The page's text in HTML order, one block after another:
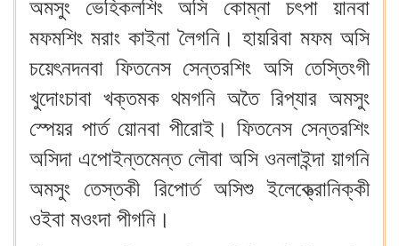
অমসুং ভেহিকলশিং অসি কোম্না চৎপা য়ানবা
মফমশিং মরাং কাইনা লৈগনি। হায়রিবা মফম অসি
চয়েৎনদনবা ফিতনেস সেন্তরশিং অসি তেস্তিংগী
খুদোংচাবা খক্তমক থমগনি অতৈ রিপ্যার অমসুং
স্পেয়র পার্ত য়োনবা পীরোই। ফিতনেস সেন্তরশিং
অসিদা এপোইন্তমেন্ত লৌবা অসি ওনলাইন্দা য়াগনি
অমসুং তেস্তকী রিপোর্ত অসিশু ইলেক্ত্রোনিক্কী
ওইবা মওংদা পীগনি।